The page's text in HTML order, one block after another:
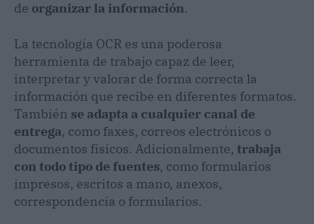
de organizar la información.
La tecnología OCR es una poderosa
herramienta de trabajo capaz de leer,
interpretar y valorar de forma correcta la
información que recibe en diferentes formatos.
También se adapta a cualquier canal de
entrega, como faxes, correos electrónicos o
documentos físicos. Adicionalmente, trabaja
con todo tipo de fuentes, como formularios
impresos, escritos a mano, anexos,
correspondencia o formularios.